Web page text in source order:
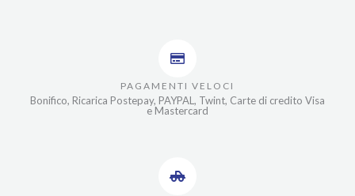
PAGAMENTI VELOCI
Bonifico, Ricarica Postepay, PAYPAL, Twint, Carte di credito Visa
e Mastercard